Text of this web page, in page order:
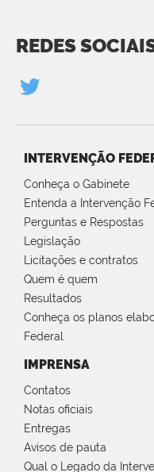
REDES
INTERVENÇÃO
Conheça o Gabinete
Entenda a Intervenção
Perguntas e Respostas
Legislação
Licitações e contratos
Quem é quem
Resultados
Conheça os planos
Federal
IMPRENSA
Contatos
Notas oficiais
Entregas
Avisos de pauta
Qual o Legado da